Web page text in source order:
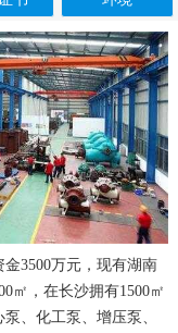
3500万元，现有湖南
㎡，在长沙拥有1500㎡
、化工泵、增压泵、